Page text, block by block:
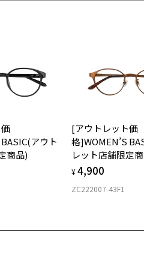
ンラインストアで取り扱っている商品が対象とな
のでご了承ください。
、即完売する場合がございます。
アウト
商品)
[アウトレット価
格]WOMEN’S
レット店舗限定
¥4,900
ZC222007-43F1